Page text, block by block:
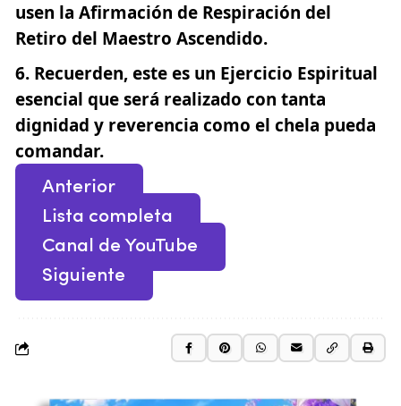
usen la Afirmación de Respiración del
Retiro del Maestro Ascendido.
Recuerden, este es un Ejercicio Espiritual
esencial que será realizado con tanta
dignidad y reverencia como el chela pueda
comandar.
Anterior
Lista completa
Canal de YouTube
Siguiente